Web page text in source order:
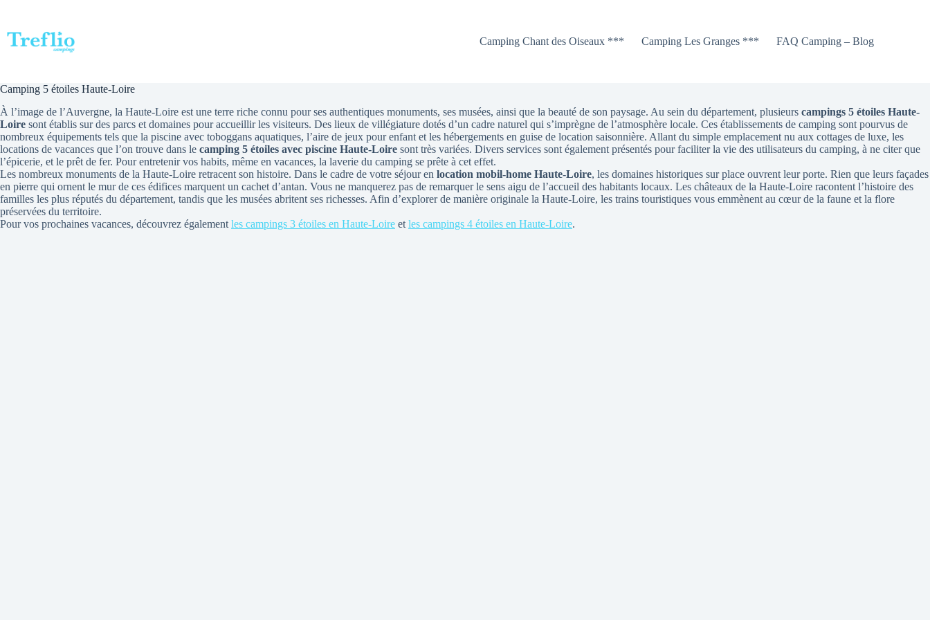
contenu
Camping Chant des Oiseaux ***
Camping Les Granges *** FAQ Camping – Blog
Camping 5 étoiles Haute-Loire
À l’image de l’Auvergne, la Haute-Loire est une terre riche connu pour ses authentiques monuments, ses musées, ainsi que la beauté de son paysage. Au sein du département, plusieurs campings 5 étoiles Haute-
Loire sont établis sur des parcs et domaines pour accueillir les visiteurs. Des lieux de villégiature dotés d’un cadre naturel qui s’imprègne de l’atmosphère locale. Ces établissements de camping sont pourvus de
nombreux équipements tels que la piscine avec toboggans aquatiques, l’aire de jeux pour enfant et les hébergements en guise de location saisonnière. Allant du simple emplacement nu aux cottages de luxe, les
locations de vacances que l’on trouve dans le camping 5 étoiles avec piscine Haute-Loire sont très variées. Divers services sont également présentés pour faciliter la vie des utilisateurs du camping, à ne citer que
l’épicerie, et le prêt de fer. Pour entretenir vos habits, même en vacances, la laverie du camping se prête à cet effet.
Les nombreux monuments de la Haute-Loire retracent son histoire. Dans le cadre de votre séjour en location mobil-home Haute-Loire, les domaines historiques sur place ouvrent leur porte. Rien que leurs façades
en pierre qui ornent le mur de ces édifices marquent un cachet d’antan. Vous ne manquerez pas de remarquer le sens aigu de l’accueil des habitants locaux. Les châteaux de la Haute-Loire racontent l’histoire des
familles les plus réputés du département, tandis que les musées abritent ses richesses. Afin d’explorer de manière originale la Haute-Loire, les trains touristiques vous emmènent au cœur de la faune et la flore
préservées du territoire.
Pour vos prochaines vacances, découvrez également les campings 3 étoiles en Haute-Loire et les campings 4 étoiles en Haute-Loire.